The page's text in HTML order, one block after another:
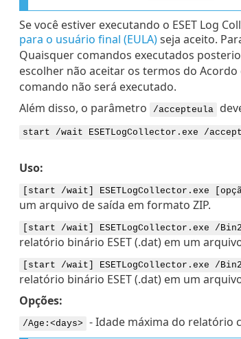
Se você estiver executando o ESET Log
para o usuário final (EULA)seja aceito.
Quaisquer comandos executados
escolher não aceitar os termos do
comando não será executado.
Além disso, o parâmetro
/accepteula
start /wait ESETLogCollector.exe /
Uso:
[start /wait] ESETLogCollector.exe
um arquivo de saída em formato ZIP.
[start /wait] ESETLogCollector.exe /
relatório binário ESET (.dat) em um
[start /wait] ESETLogCollector.exe /
relatório binário ESET (.dat) em um
Opções:
/Age:<days>
- Idade máxima do relatório